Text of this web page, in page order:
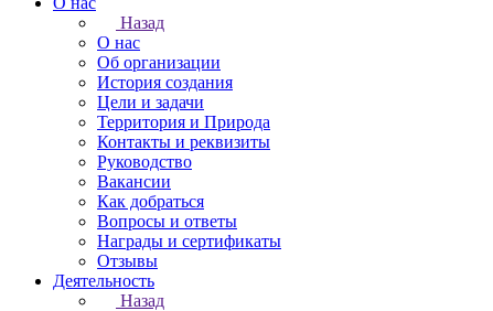
Назад
О нас
Об организации
История создания
Цели и задачи
Территория и Природа
Контакты и реквизиты
Руководство
Вакансии
Как добраться
Вопросы и ответы
Награды и сертификаты
Отзывы
Деятельность
Назад